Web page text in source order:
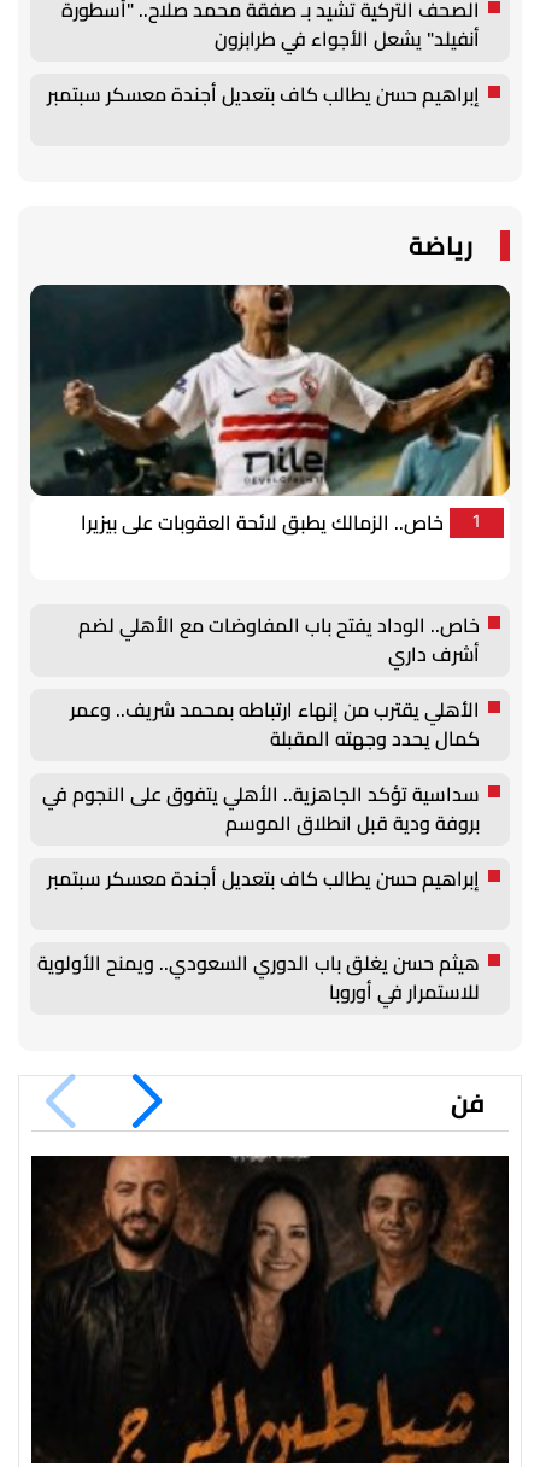
الصحف التركية تشيد بـ صفقة محمد صلاح.. "أسطورة
أنفيلد" يشعل الأجواء في طرابزون
إبراهيم حسن يطالب كاف بتعديل أجندة معسكر سبتمبر
رياضة
1 خاص.. الزمالك يطبق لائحة العقوبات على بيزيرا
خاص.. الوداد يفتح باب المفاوضات مع الأهلي لضم
أشرف داري
الأهلي يقترب من إنهاء ارتباطه بمحمد شريف.. وعمر
كمال يحدد وجهته المقبلة
سداسية تؤكد الجاهزية.. الأهلي يتفوق على النجوم في
بروفة ودية قبل انطلاق الموسم
إبراهيم حسن يطالب كاف بتعديل أجندة معسكر سبتمبر
هيثم حسن يغلق باب الدوري السعودي.. ويمنح الأولوية
للاستمرار في أوروبا
فن